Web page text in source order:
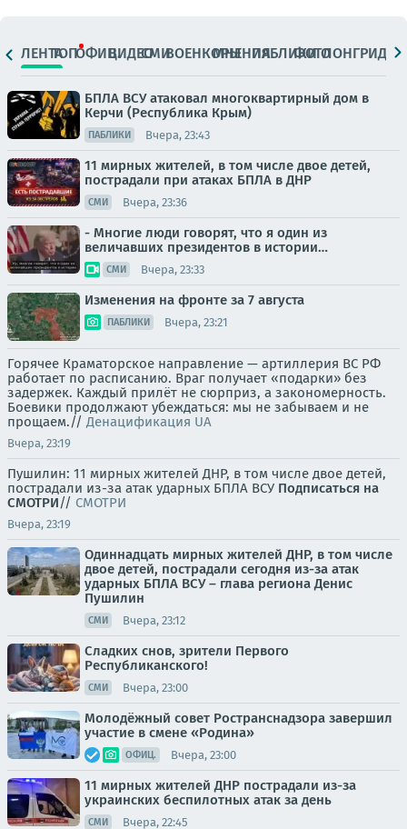
ЛЕНТАТОПОФИЦ.ВИДЕОСМИВОЕНКОРЫМНЕНИЯПАБЛИКИ
ФОТОЛОНГРИДЫ
БПЛА ВСУ атаковал многоквартирный дом в
Керчи (Республика Крым)
ПАБЛИКИ Вчера, 23:43
11 мирных жителей, в том числе двое детей,
пострадали при атаках БПЛА в ДНР
СМИ Вчера, 23:36
- Многие люди говорят, что я один из
величавших президентов в истории…
СМИ Вчера, 23:33
Изменения на фронте за 7 августа
ПАБЛИКИ Вчера, 23:21
Горячее Краматорское направление — артиллерия ВС РФ
работает по расписанию. Враг получает «подарки» без
задержек. Каждый прилёт не сюрприз, а закономерность.
Боевики продолжают убеждаться: мы не забываем и не
прощаем.// Денацификация UA
Вчера, 23:19
Пушилин: 11 мирных жителей ДНР, в том числе двое детей,
пострадали из-за атак ударных БПЛА ВСУ Подписаться на
СМОТРИ// СМОТРИ
Вчера, 23:19
Одиннадцать мирных жителей ДНР, в том числе
двое детей, пострадали сегодня из-за атак
ударных БПЛА ВСУ – глава региона Денис
Пушилин
СМИ Вчера, 23:12
Сладких снов, зрители Первого
Республиканского!
СМИ Вчера, 23:00
Молодёжный совет Ространснадзора завершил
участие в смене «Родина»
ОФИЦ. Вчера, 23:00
11 мирных жителей ДНР пострадали из-за
украинских беспилотных атак за день
СМИ Вчера, 22:45